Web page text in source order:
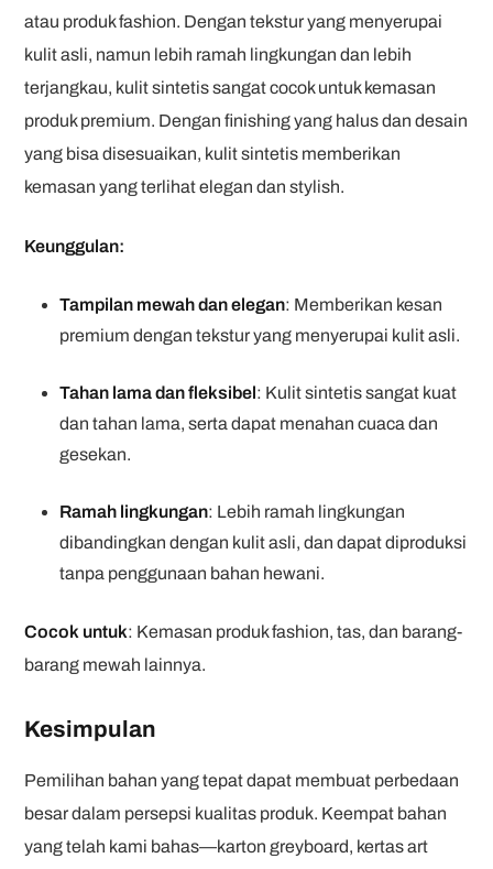
atau produk fashion. Dengan tekstur yang menyerupai
kulit asli, namun lebih ramah lingkungan dan lebih
terjangkau, kulit sintetis sangat cocok untuk kemasan
produk premium. Dengan finishing yang halus dan desain
yang bisa disesuaikan, kulit sintetis memberikan
kemasan yang terlihat elegan dan stylish.
Keunggulan:
Tampilan mewah dan elegan: Memberikan kesan
premium dengan tekstur yang menyerupai kulit asli.
Tahan lama dan fleksibel: Kulit sintetis sangat kuat
dan tahan lama, serta dapat menahan cuaca dan
gesekan.
Ramah lingkungan: Lebih ramah lingkungan
dibandingkan dengan kulit asli, dan dapat diproduksi
tanpa penggunaan bahan hewani.
Cocok untuk: Kemasan produk fashion, tas, dan barang-
barang mewah lainnya.
Kesimpulan
Pemilihan bahan yang tepat dapat membuat perbedaan
besar dalam persepsi kualitas produk. Keempat bahan
yang telah kami bahas—karton greyboard, kertas art